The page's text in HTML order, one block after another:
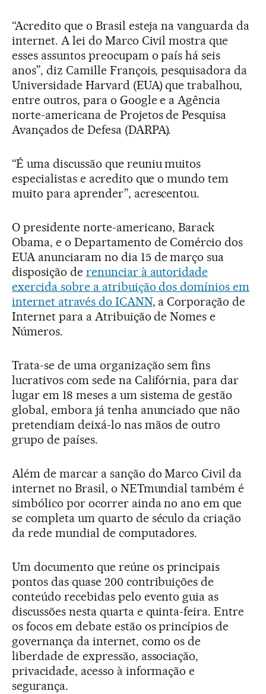
“Acredito que o Brasil esteja na vanguarda da
internet. A lei do Marco Civil mostra que
esses assuntos preocupam o país há seis
anos”, diz Camille François, pesquisadora da
Universidade Harvard (EUA) que trabalhou,
entre outros, para o Google e a Agência
norte-americana de Projetos de Pesquisa
Avançados de Defesa (DARPA).
“É uma discussão que reuniu muitos
especialistas e acredito que o mundo tem
muito para aprender”, acrescentou.
O presidente norte-americano, Barack
Obama, e o Departamento de Comércio dos
EUA anunciaram no dia 15 de março sua
disposição de renunciar à autoridade
exercida sobre a atribuição dos domínios em
internet através do ICANN, a Corporação de
Internet para a Atribuição de Nomes e
Números.
Trata-se de uma organização sem fins
lucrativos com sede na Califórnia, para dar
lugar em 18 meses a um sistema de gestão
global, embora já tenha anunciado que não
pretendiam deixá-lo nas mãos de outro
grupo de países.
Além de marcar a sanção do Marco Civil da
internet no Brasil, o NETmundial também é
simbólico por ocorrer ainda no ano em que
se completa um quarto de século da criação
da rede mundial de computadores.
Um documento que reúne os principais
pontos das quase 200 contribuições de
conteúdo recebidas pelo evento guia as
discussões nesta quarta e quinta-feira. Entre
os focos em debate estão os princípios de
governança da internet, como os de
liberdade de expressão, associação,
privacidade, acesso à informação e
segurança.